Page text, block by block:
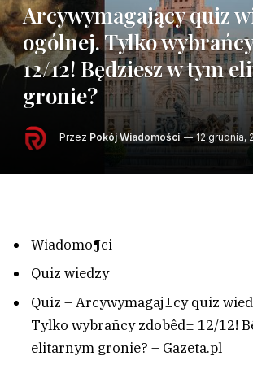
Arcywymagający quiz
ogólnej. Tylko
12/12! Będziesz w tym
gronie?
Przez Pokój Wiadomości 12 grudnia,
Wiadomo¶ci
Quiz wiedzy
Quiz – Arcywymagaj±cy quiz
Tylko wybrañcy zdobêd± 12/12!
elitarnym gronie? – Gazeta.pl